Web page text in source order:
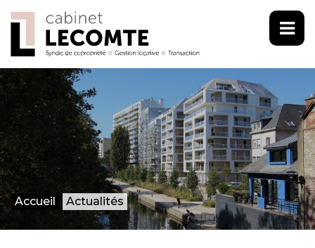
Accueil Actualités